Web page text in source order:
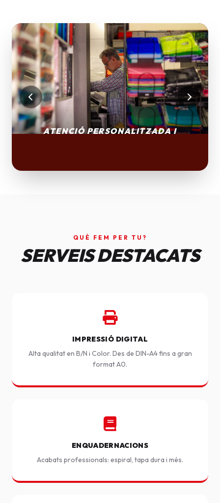
QUÈ FEM PER TU?
SERVEIS DESTACATS
IMPRESSIÓ DIGITAL
Alta qualitat en B/N i Color. Des de DIN-A4 fins a gran
format A0.
ENQUADERNACIONS
Acabats professionals: espiral, tapa dura i més.